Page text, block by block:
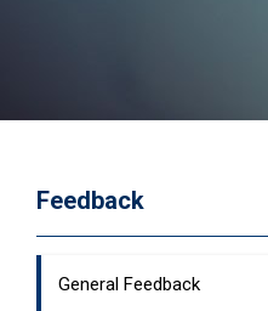
Feedback
General Feedback